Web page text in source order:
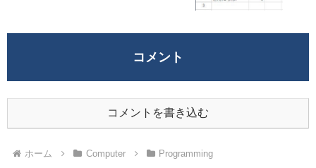
コメント
コメントを書き込む
ホーム Computer Programming